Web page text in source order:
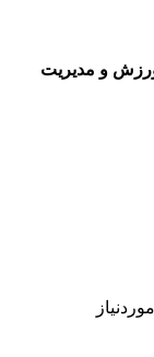
و مدیریت